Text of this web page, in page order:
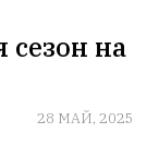
сезон на
28 МАЙ, 2025